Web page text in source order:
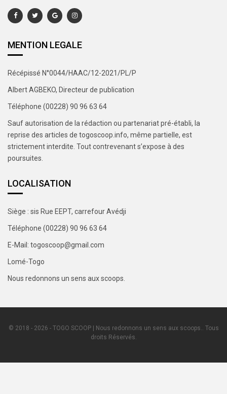
MENTION LEGALE
Récépissé N°0044/HAAC/12-2021/PL/P
Albert AGBEKO, Directeur de publication
Téléphone (00228) 90 96 63 64
Sauf autorisation de la rédaction ou partenariat pré-établi, la
reprise des articles de togoscoop.info, même partielle, est
strictement interdite. Tout contrevenant s’expose à des
poursuites.
LOCALISATION
Siège : sis Rue EEPT, carrefour Avédji
Téléphone (00228) 90 96 63 64
E-Mail: togoscoop@gmail.com
Lomé-Togo
Nous redonnons un sens aux scoops.
© 2018 - 2026 - TOGO SCOOP | Nous redonnons un sens aux scoops.. Tous
droits Réservés.